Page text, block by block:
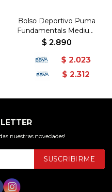
Bolso Deportivo Puma
Fundamentals Medium
Unisex Negro - Negro
$ 2.890
$ 2.023
$ 2.312
nuestras novedades!
SUSCRIBIRME
